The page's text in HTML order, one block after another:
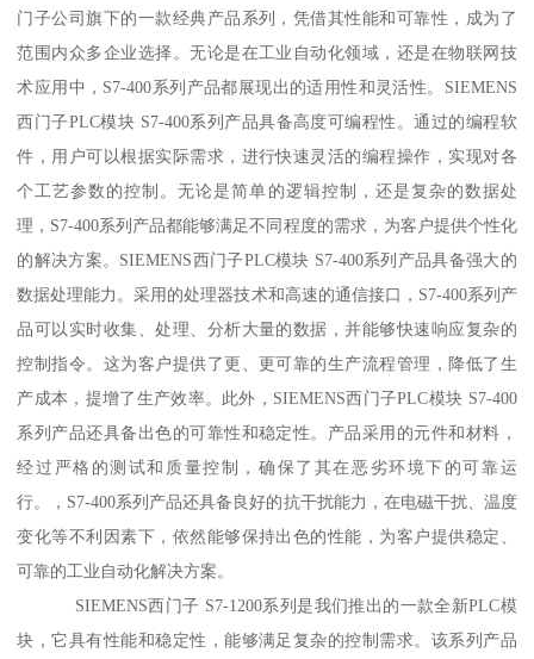
门子公司旗下的一款经典产品系列，凭借其性能和可靠性，成为了
范围内众多企业选择。无论是在工业自动化领域，还是在物联网技
术应用中，S7-400系列产品都展现出的适用性和灵活性。SIEMENS
西门子PLC模块 S7-400系列产品具备高度可编程性。通过的编程软
件，用户可以根据实际需求，进行快速灵活的编程操作，实现对各
个工艺参数的控制。无论是简单的逻辑控制，还是复杂的数据处
理，S7-400系列产品都能够满足不同程度的需求，为客户提供个性化
的解决方案。SIEMENS西门子PLC模块 S7-400系列产品具备强大的
数据处理能力。采用的处理器技术和高速的通信接口，S7-400系列产
品可以实时收集、处理、分析大量的数据，并能够快速响应复杂的
控制指令。这为客户提供了更、更可靠的生产流程管理，降低了生
产成本，提增了生产效率。此外，SIEMENS西门子PLC模块 S7-400
系列产品还具备出色的可靠性和稳定性。产品采用的元件和材料，
经过严格的测试和质量控制，确保了其在恶劣环境下的可靠运
行。，S7-400系列产品还具备良好的抗干扰能力，在电磁干扰、温度
变化等不利因素下，依然能够保持出色的性能，为客户提供稳定、
可靠的工业自动化解决方案。
SIEMENS西门子 S7-1200系列是我们推出的一款全新PLC模
块，它具有性能和稳定性，能够满足复杂的控制需求。该系列产品